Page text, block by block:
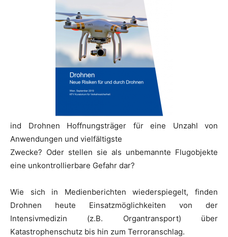
ind Drohnen Hoffnungsträger für eine Unzahl von
Anwendungen und vielfältigste
Zwecke? Oder stellen sie als unbemannte Flugobjekte
eine unkontrollierbare Gefahr dar?
Wie sich in Medienberichten wiederspiegelt, finden
Drohnen heute Einsatzmöglichkeiten von der
Intensivmedizin (z.B. Organtransport) über
Katastrophenschutz bis hin zum Terroranschlag.